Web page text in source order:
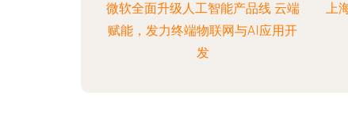
微软全面升级人工智能产品线 云端
赋能，发力终端物联网与AI应用开
发
上